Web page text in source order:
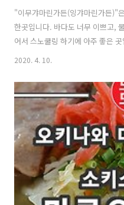
"이무갸마린가든(잉갸마린가든)"
한곳입니다. 바다도 너무 이쁘고,
어서 스노쿨링 하기에 아주 좋은
城辺友利605-2 "이무갸마린가든(
은 성수기때 찍은 사진인데요. 이
에 갔었는데요. 주차장이 텅텅 비
무갸마린가든(임갸마린가든)"의
린가든)"에는 조그만한 산 같은게
2020. 4. 10.